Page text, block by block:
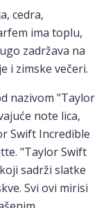
cedra,
ima toplu,
zadržava na
i zimske večeri.
nazivom "Taylor
note lica,
Swift Incredible
"Taylor Swift
sadrži slatke
Svi ovi mirisi